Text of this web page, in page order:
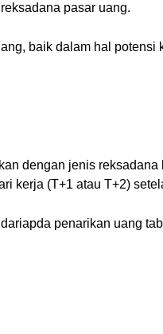
pasar uang.
baik dalam hal potensi
dengan jenis reksadana
kerja (T+1 atau T+2)
penarikan uang